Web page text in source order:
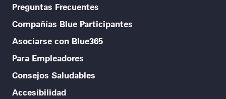
Preguntas Frecuentes
Compañías Blue Participantes
Asociarse con Blue365
Para Empleadores
Consejos Saludables
Accesibilidad